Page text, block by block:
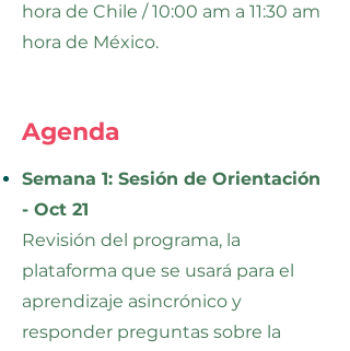
hora de Chile / 10:00 am a 11:30 am
hora de México.
Agenda
Semana 1: Sesión de Orientación
- Oct 21
Revisión del programa, la
plataforma que se usará para el
aprendizaje asincrónico y
responder preguntas sobre la